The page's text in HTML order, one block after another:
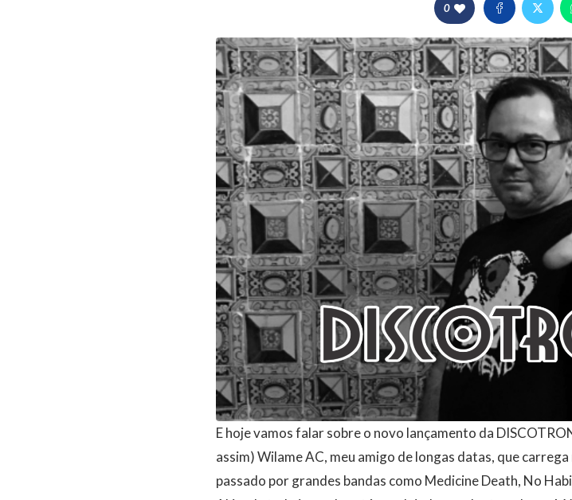
0
E hoje vamos falar sobre o novo lançamento da
assim) Wilame AC, meu amigo de longas datas, que
passado por grandes bandas como Medicine Death, No